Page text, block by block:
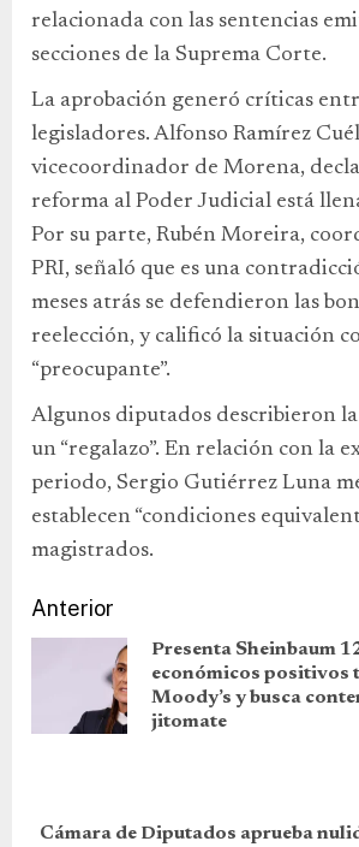
relacionada con las sentencias
secciones de la Suprema Corte.
La aprobación generó críticas
legisladores. Alfonso Ramírez
vicecoordinador de Morena,
reforma al Poder Judicial está
Por su parte, Rubén Moreira,
PRI, señaló que es una
meses atrás se defendieron las
reelección, y calificó la situación
“preocupante”.
Algunos diputados describieron
un “regalazo”. En relación con la
periodo, Sergio Gutiérrez Luna
establecen “condiciones
magistrados.
Anterior
Presenta Sheinbaum
económicos positivos
Moody’s y busca
jitomate
Cámara de Diputados aprueba